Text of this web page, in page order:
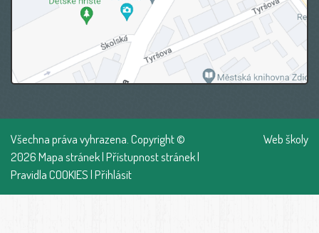
Všechna práva vyhrazena. Copyright ©
2026Mapa stránek|Přístupnost stránek|
Pravidla COOKIES|Přihlásit
Web školy